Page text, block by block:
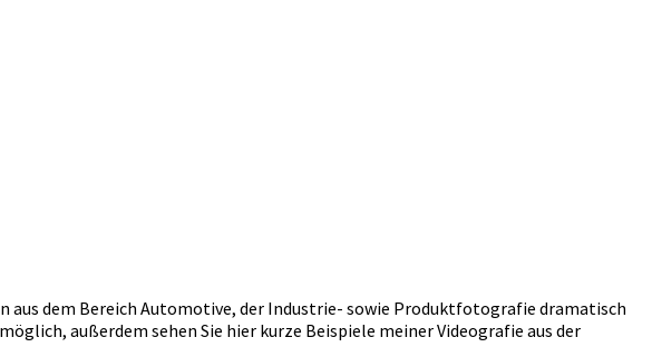
aus dem Bereich Automotive, der Industrie- sowie Produktfotografie dramatisch
außerdem sehen Sie hier kurze Beispiele meiner Videografie aus der